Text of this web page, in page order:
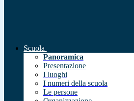
Scuola
Panoramica
Presentazione
I luoghi
I numeri della scuola
Le persone